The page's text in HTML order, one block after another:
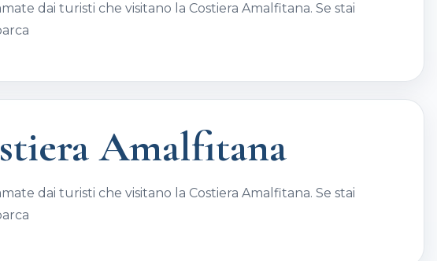
dai turisti che visitano la Costiera Amalfitana. Se stai
Amalfitana
dai turisti che visitano la Costiera Amalfitana. Se stai